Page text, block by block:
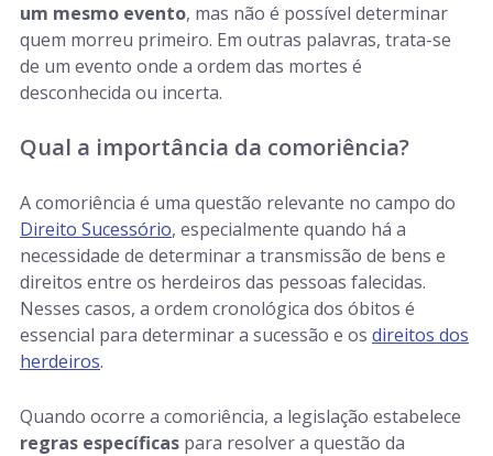
um mesmo evento, mas não é possível determinar
quem morreu primeiro. Em outras palavras, trata-se
de um evento onde a ordem das mortes é
desconhecida ou incerta.
Qual a importância da comoriência?
A comoriência é uma questão relevante no campo do
Direito Sucessório, especialmente quando há a
necessidade de determinar a transmissão de bens e
direitos entre os herdeiros das pessoas falecidas.
Nesses casos, a ordem cronológica dos óbitos é
essencial para determinar a sucessão e os direitos dos
herdeiros.
Quando ocorre a comoriência, a legislação estabelece
regras específicas para resolver a questão da